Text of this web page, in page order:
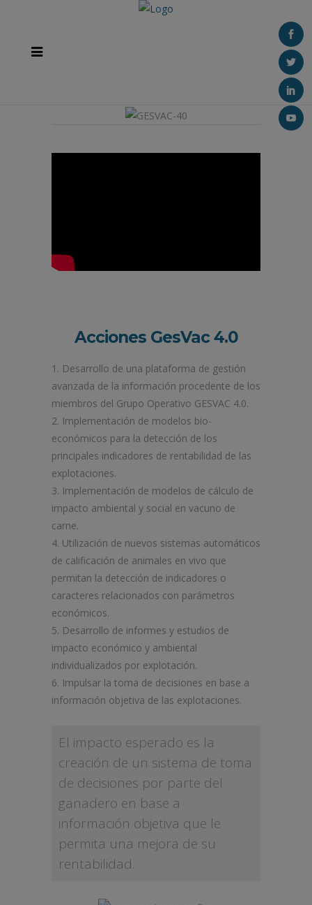
Acciones GesVac 4.0
Desarrollo de una plataforma de gestión
avanzada de la información procedente de los
miembros del Grupo Operativo GESVAC 4.0.
Implementación de modelos bio-
económicos para la detección de los
principales indicadores de rentabilidad de las
explotaciones.
Implementación de modelos de cálculo de
impacto ambiental y social en vacuno de
carne.
Utilización de nuevos sistemas automáticos
de calificación de animales en vivo que
permitan la detección de indicadores o
caracteres relacionados con parámetros
económicos.
Desarrollo de informes y estudios de
impacto económico y ambiental
individualizados por explotación.
Impulsar la toma de decisiones en base a
información objetiva de las explotaciones.
El impacto esperado es la
creación de un sistema de toma
de decisiones por parte del
ganadero en base a
información objetiva que le
permita una mejora de su
rentabilidad.